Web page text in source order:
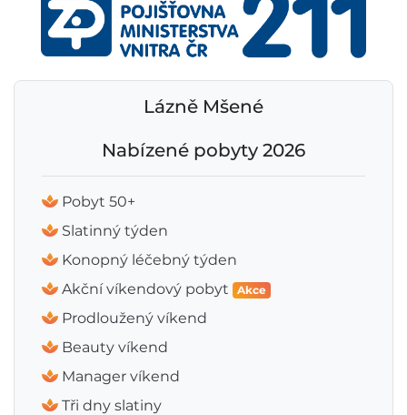
Lázně Mšené
Nabízené pobyty 2026
Pobyt 50+
Slatinný týden
Konopný léčebný týden
Akční víkendový pobyt
Akce
Prodloužený víkend
Beauty víkend
Manager víkend
Tři dny slatiny